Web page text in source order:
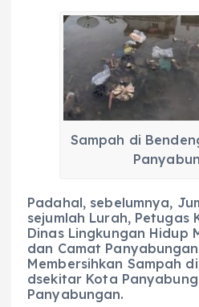
Sampah di
Padahal, sebelumnya,
sejumlah Lurah, Petugas
Dinas Lingkungan Hidup
dan Camat
Membersihkan Sampah
dsekitar Kota
Panyabungan.